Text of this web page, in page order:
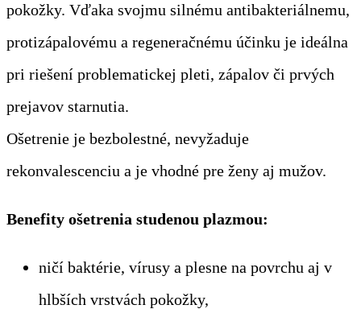
pokožky. Vďaka svojmu silnému antibakteriálnemu,
protizápalovému a regeneračnému účinku je ideálna
pri riešení problematickej pleti, zápalov či prvých
prejavov starnutia.
Ošetrenie je bezbolestné, nevyžaduje
rekonvalescenciu a je vhodné pre ženy aj mužov.
Benefity ošetrenia studenou plazmou:
ničí baktérie, vírusy a plesne na povrchu aj v
hlbších vrstvách pokožky,